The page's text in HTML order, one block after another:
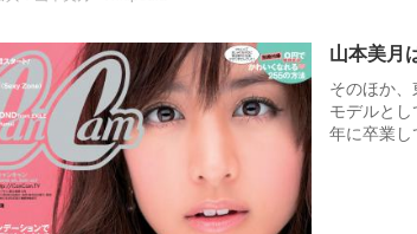
山本美月
そのほか
モデルと
年に卒業し